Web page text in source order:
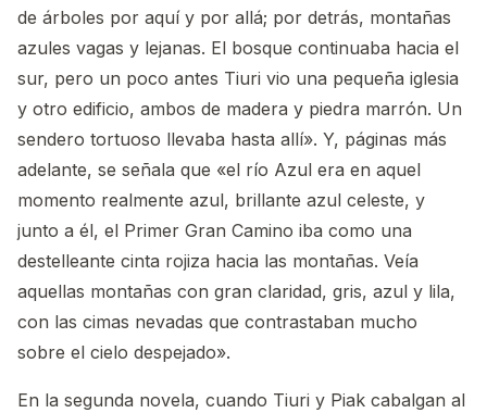
de árboles por aquí y por allá; por detrás, montañas
azules vagas y lejanas. El bosque continuaba hacia el
sur, pero un poco antes Tiuri vio una pequeña iglesia
y otro edificio, ambos de madera y piedra marrón. Un
sendero tortuoso llevaba hasta allí». Y, páginas más
adelante, se señala que «el río Azul era en aquel
momento realmente azul, brillante azul celeste, y
junto a él, el Primer Gran Camino iba como una
destelleante cinta rojiza hacia las montañas. Veía
aquellas montañas con gran claridad, gris, azul y lila,
con las cimas nevadas que contrastaban mucho
sobre el cielo despejado».
En la segunda novela, cuando Tiuri y Piak cabalgan al